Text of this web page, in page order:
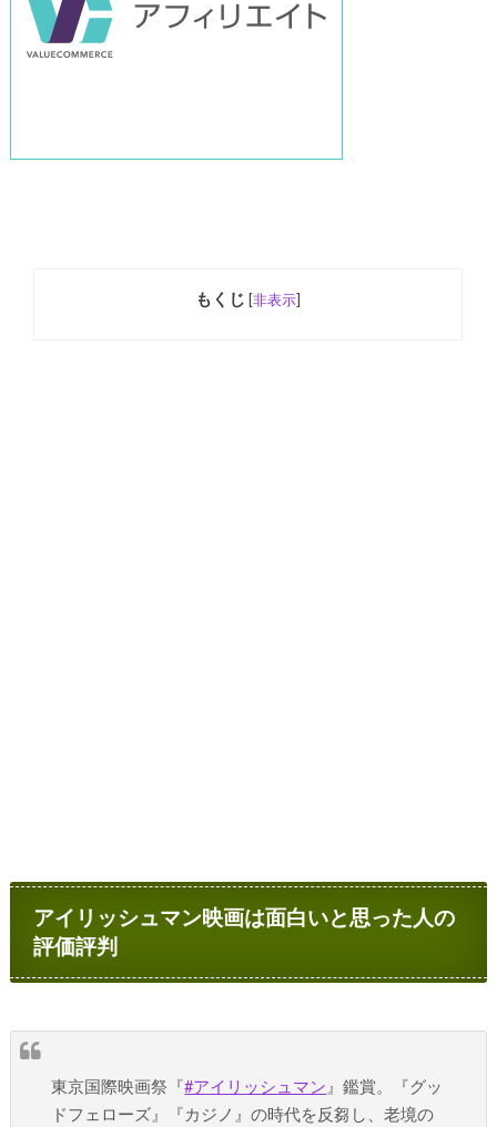
もくじ [非表示]
アイリッシュマン映画は面白いと思った人の
評価評判
東京国際映画祭『#アイリッシュマン 』鑑賞。『グッ
ドフェローズ』『カジノ』の時代を反芻し、老境の